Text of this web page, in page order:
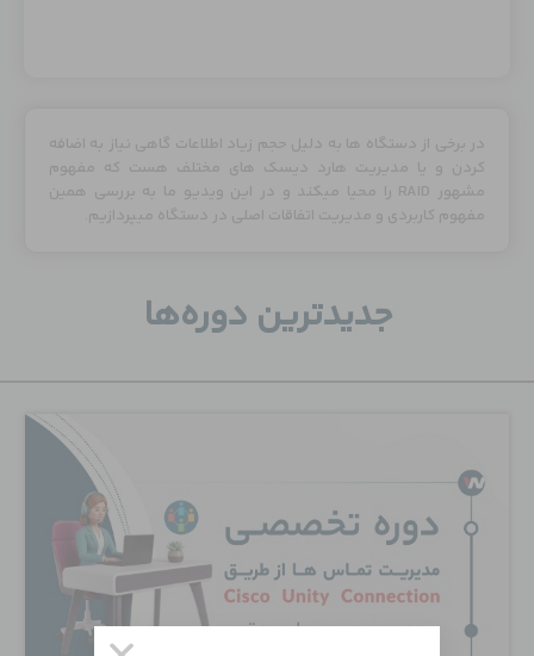
در برخی از دستگاه ها به دلیل حجم زیاد اطلاعات گاهی نیاز به اضافه
کردن و یا مدیریت هارد دیسک های مختلف هست که مفهوم
مشهور RAID را محیا میکند و در این ویدیو ما به بررسی همین
مفهوم کاربردی و مدیریت اتفاقات اصلی در دستگاه میپردازیم.
جدید‌ترین دوره‌ها